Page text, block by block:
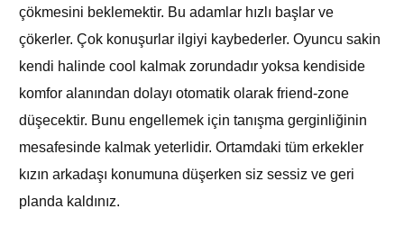
çökmesini beklemektir. Bu adamlar hızlı başlar ve
çökerler. Çok konuşurlar ilgiyi kaybederler. Oyuncu sakin
kendi halinde cool kalmak zorundadır yoksa kendiside
komfor alanından dolayı otomatik olarak friend-zone
düşecektir. Bunu engellemek için tanışma gerginliğinin
mesafesinde kalmak yeterlidir. Ortamdaki tüm erkekler
kızın arkadaşı konumuna düşerken siz sessiz ve geri
planda kaldınız.